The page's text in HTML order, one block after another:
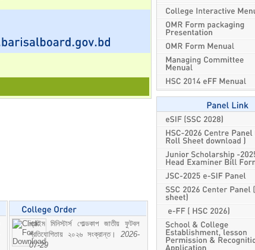
প্রাইম মিনিস্টার্স গোল্ডকাপ জাতীয় ফুটবল
প্রতিযোগিতায় ২০২৬ সংক্রান্ত। 2026-
07-29